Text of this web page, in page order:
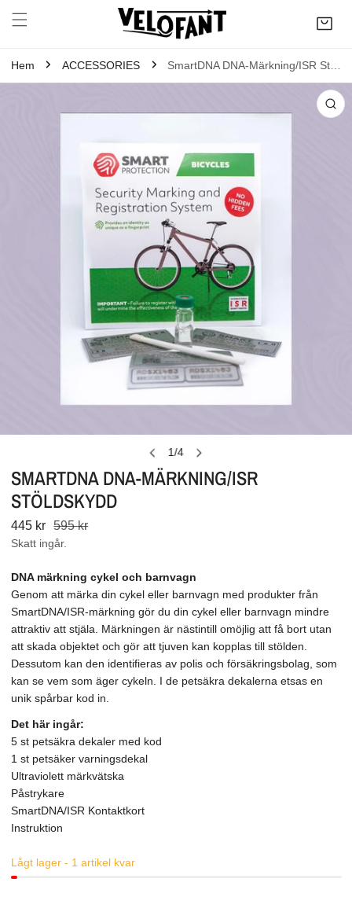
TILL INNEHÅLLET
Hem ACCESSORIES
1/4
SMARTDNA DNA-MÄRKNING/ISR
STÖLDSKYDD
Försäljningspris
445 kr
Vanligt
pris
595 kr
Skatt ingår.
DNA märkning cykel och barnvagn
Genom att märka din cykel eller barnvagn med produkter från
SmartDNA/ISR-märkning gör du din cykel eller barnvagn mindre
attraktiv att stjäla. Märkningen är nästintill omöjlig att få bort utan
att skada objektet och gör att tjuven kan kopplas till stölden.
Dessutom kan den identifieras av polis och försäkringsbolag, som
kan se vem som äger cykeln. I de petsäkra dekalerna etsas en
unik spårbar kod in.
Det här ingår:
5 st petsäkra dekaler med kod
1 st petsäker varningsdekal
Ultraviolett märkvätska
Påstrykare
SmartDNA/ISR Kontaktkort
Instruktion
Lågt lager - 1 artikel kvar